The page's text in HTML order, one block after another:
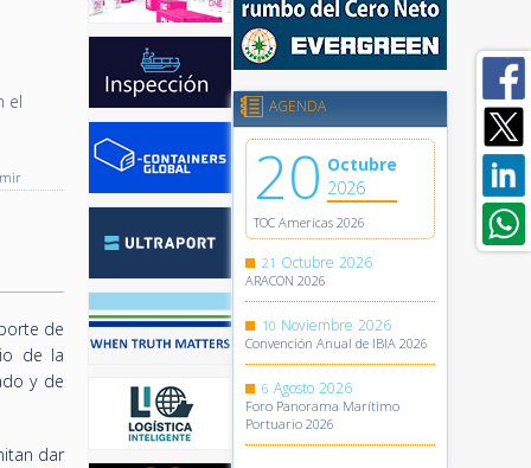
el
de
de la
y de
dar
AGENDA
20 Octubre
2026
TOC Americas 2026
21 Octubre 2026
ARACON 2026
10 Noviembre 2026
Convención Anual de IBIA 2026
6 Agosto 2026
Foro Panorama Marítimo
Portuario 2026